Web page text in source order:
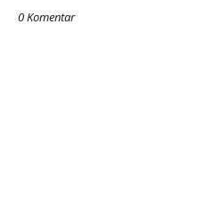
0 Komentar